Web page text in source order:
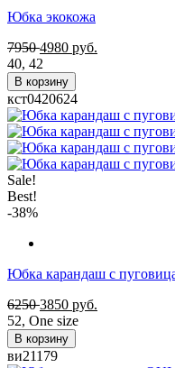
Юбка экокожа
7950 4980 руб.
40, 42
В корзину
кст0420624
Sale!
Best!
-38%
Юбка карандаш с
6250 3850 руб.
52, One size
В корзину
ви21179